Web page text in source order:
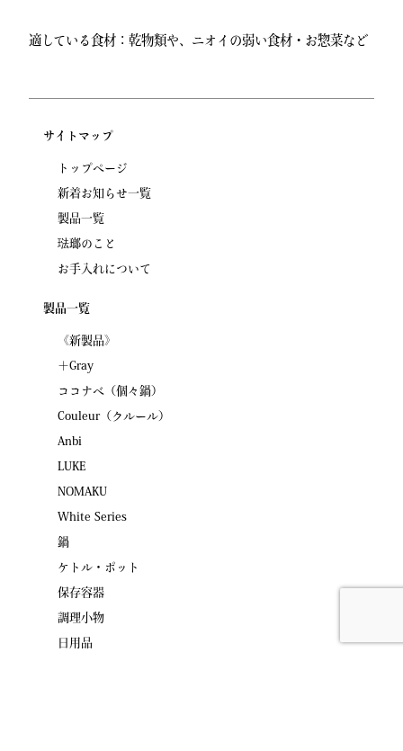
適している食材：乾物類や、ニオイの弱い食材・お惣菜など
サイトマップ
トップページ
新着お知らせ一覧
製品一覧
琺瑯のこと
お手入れについて
製品一覧
《新製品》
＋Gray
ココナベ（個々鍋）
Couleur（クルール）
Anbi
LUKE
NOMAKU
White Series
鍋
ケトル・ポット
保存容器
調理小物
日用品